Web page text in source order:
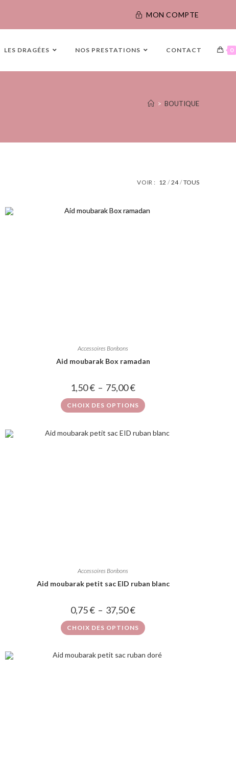
MON COMPTE
LES DRAGÉES NOS PRESTATIONS CONTACT 0
> BOUTIQUE
VOIR : 12 24 TOUS
Accessoires Bonbons
Aid moubarak Box ramadan
1,50€ – 75,00€
CHOIX DES OPTIONS
Accessoires Bonbons
Aid moubarak petit sac EID ruban blanc
0,75€ – 37,50€
CHOIX DES OPTIONS